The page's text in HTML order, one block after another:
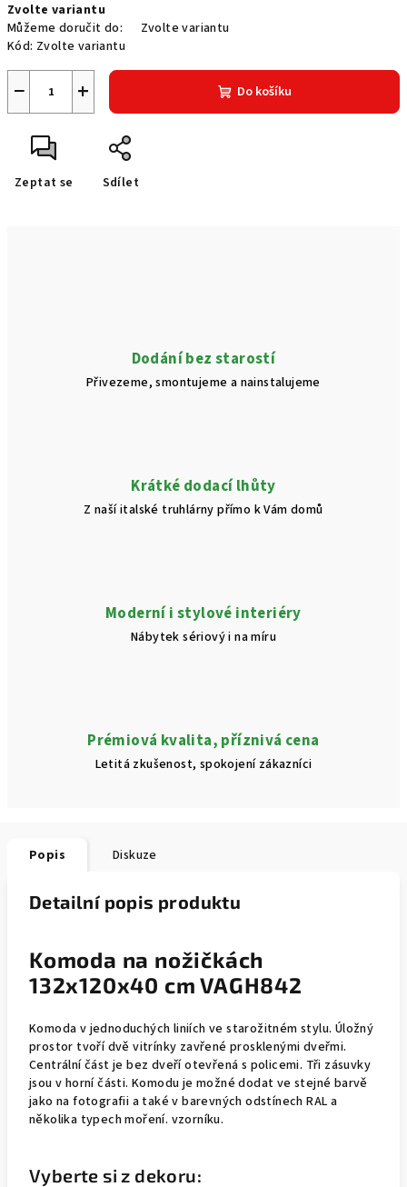
cena:
Zvolte variantu
Můžeme doručit do:
Zvolte variantu
Kód: Zvolte variantu
+
− Do košíku
Zeptat se Sdílet
Dodání bez starostí
Přivezeme, smontujeme a nainstalujeme
Krátké dodací lhůty
Z naší italské truhlárny přímo k Vám domů
Moderní i stylové interiéry
Nábytek sériový i na míru
Prémiová kvalita, příznivá cena
Letitá zkušenost, spokojení zákazníci
Popis Diskuze
Detailní popis produktu
Komoda na nožičkách
132x120x40 cm VAGH842
Komoda v jednoduchých liniích ve starožitném stylu. Úložný
prostor tvoří dvě vitrínky zavřené prosklenými dveřmi.
Centrální část je bez dveří otevřená s policemi. Tři zásuvky
jsou v horní části. Komodu je možné dodat ve stejné barvě
jako na fotografii a také v barevných odstínech RAL a
několika typech moření. vzorníku.
Vyberte si z dekoru: